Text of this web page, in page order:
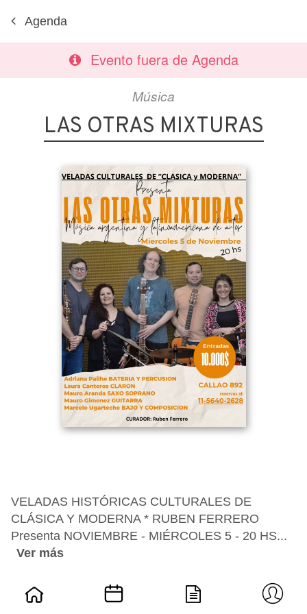
Agenda
Evento fuera de Agenda
Música
LAS OTRAS MIXTURAS
VELADAS HISTÓRICAS CULTURALES DE
CLÁSICA Y MODERNA * RUBEN FERRERO
Presenta NOVIEMBRE - MIÉRCOLES 5 - 20 HS...
Ver más